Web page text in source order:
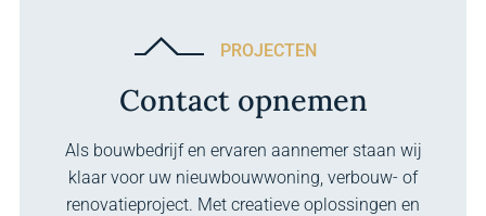
PROJECTEN
Contact opnemen
Als bouwbedrijf en ervaren aannemer staan wij
klaar voor uw nieuwbouwwoning, verbouw- of
renovatieproject. Met creatieve oplossingen en